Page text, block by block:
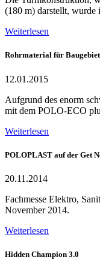
(180 m) darstellt, wurde
Weiterlesen
Rohrmaterial für
12.01.2015
Aufgrund des enorm
mit dem POLO-ECO
Weiterlesen
POLOPLAST auf der Get
20.11.2014
Fachmesse Elektro,
November 2014.
Weiterlesen
Hidden Champion 3.0